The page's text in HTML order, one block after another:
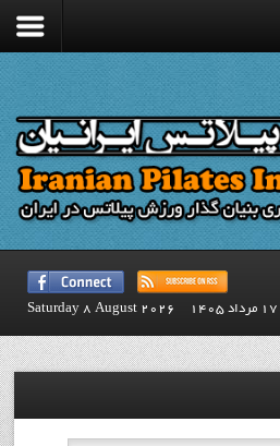
Saturday 8 August 2026